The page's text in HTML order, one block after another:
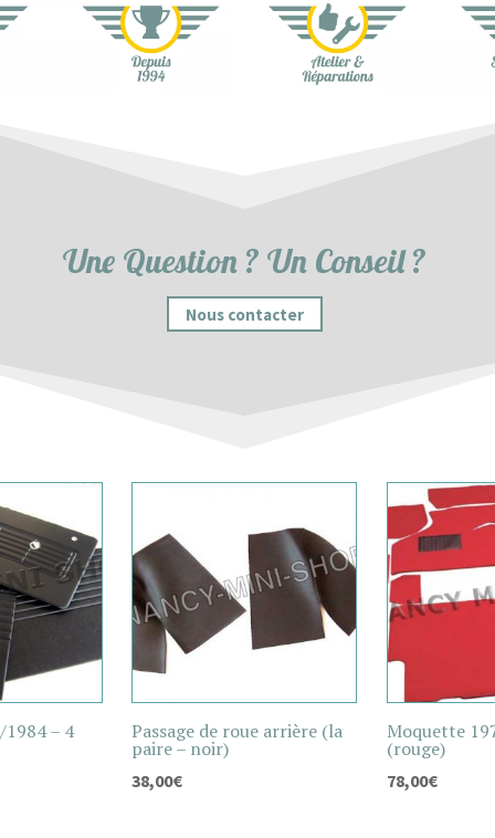
Une Question ? Un Conseil ?
Nous contacter
– 4 Passage de roue arrière (la
paire – noir)
38,00€
Moquette
(rouge)
78,00€